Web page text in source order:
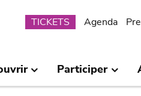
Submenu
TICKETS Agenda
Participer